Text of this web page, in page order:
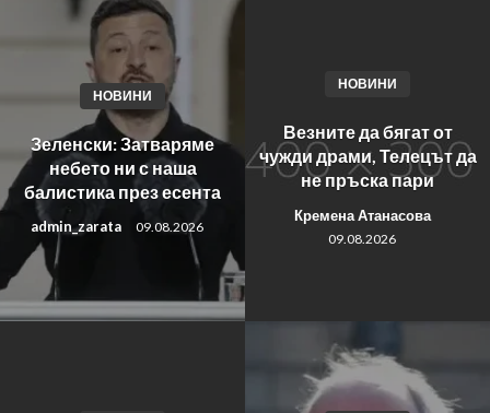
НОВИНИ
Зеленски: Затваряме
небето ни с наша
балистика през есента
admin_zarata 09.08.2026
НОВИНИ
Везните да бягат от
чужди драми, Телецът да
не пръска пари
Кремена Атанасова
09.08.2026